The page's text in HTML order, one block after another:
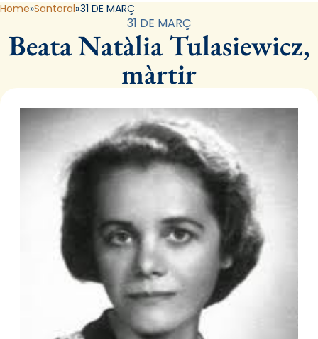
Home Santoral 31 DE MARÇ
31 DE MARÇ
Beata Natàlia Tulasiewicz,
màrtir